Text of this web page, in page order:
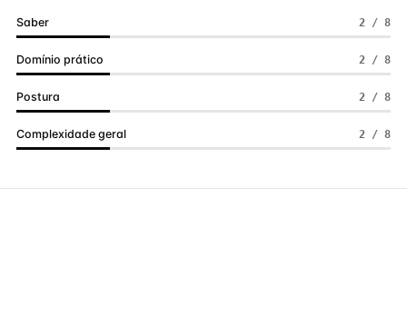
Saber 2 / 8
Domínio prático 2 / 8
Postura 2 / 8
Complexidade geral 2 / 8